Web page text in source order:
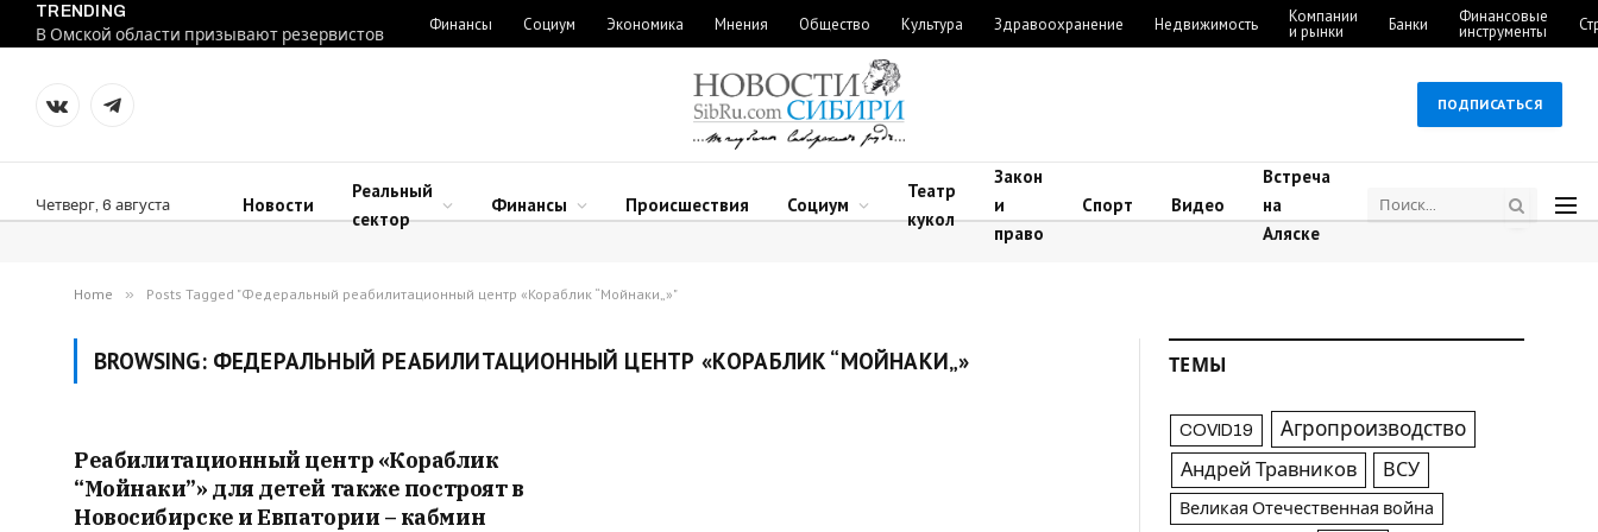
TRENDING
В Омской области призывают резервистов
Финансы Социум Экономика Мнения Общество Культура Здравоохранение Недвижимость Компании
и рынки Банки Финансовые
инструменты
VKontakteTelegram
ПОДПИСАТЬСЯ
Четверг, 6 августа Новости
Реальный
сектор
Финансы Происшествия Социум
Театр
кукол
Закон
и
право
Спорт Видео
Встреча
на
Аляске
Home » Posts Tagged "Федеральный реабилитационный центр «Кораблик “Мойнаки„»"
BROWSING: ФЕДЕРАЛЬНЫЙ РЕАБИЛИТАЦИОННЫЙ ЦЕНТР «КОРАБЛИК “МОЙНАКИ„»
Реабилитационный центр «Кораблик
“Мойнаки”» для детей также построят в
Новосибирске и Евпатории – кабмин
ТЕМЫ
COVID19 Агропроизводство
Андрей Травников ВСУ
Великая Отечественная война